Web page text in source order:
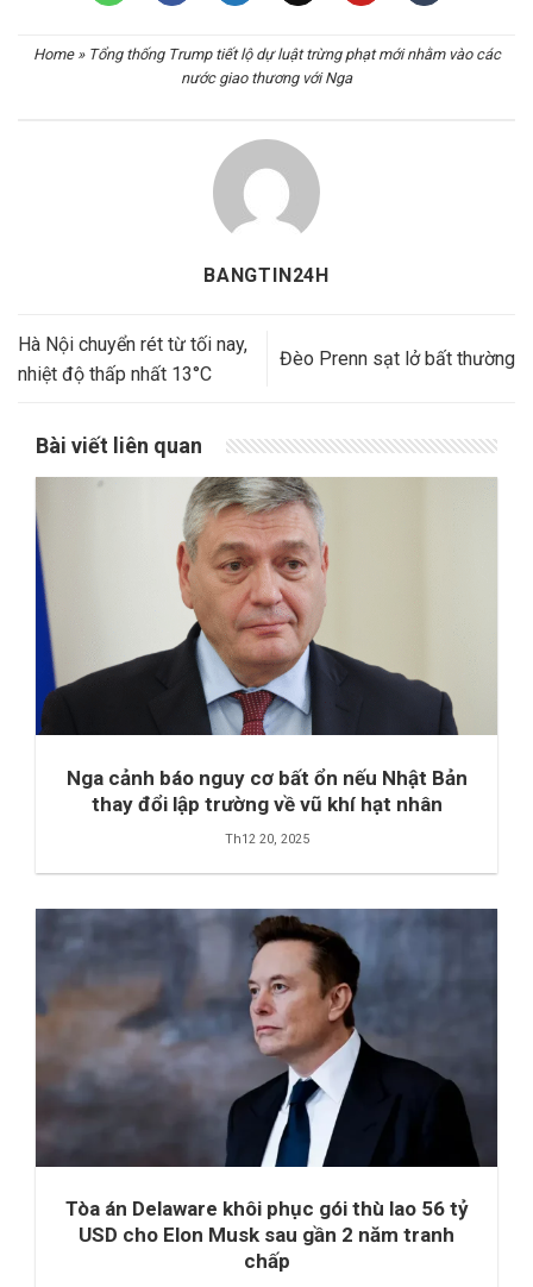
Home» Tổng thống Trump tiết lộ dự luật trừng phạt mới nhằm vào các
nước giao thương với Nga
BANGTIN24H
Hà Nội chuyển rét từ tối nay,
nhiệt độ thấp nhất 13°C
Đèo Prenn sạt lở bất thường
Bài viết liên quan
Nga cảnh báo nguy cơ bất ổn nếu Nhật Bản
thay đổi lập trường về vũ khí hạt nhân
Th12 20, 2025
Tòa án Delaware khôi phục gói thù lao 56 tỷ
USD cho Elon Musk sau gần 2 năm tranh
chấp